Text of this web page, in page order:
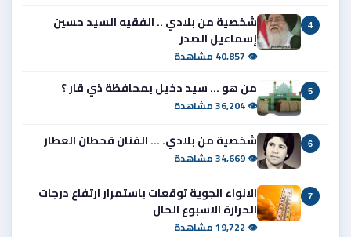
4
شخصية من بلادي .. الفقيه السيد حسين
إسماعيل الصدر
👁 40,857 مشاهدة
5 من هو ... سيد دخيل بمحافظة ذي قار ؟
👁 36,204 مشاهدة
6 شخصية من بلادي. ... الفنان قحطان العطار
👁 34,669 مشاهدة
7
الانواء الجوية توقعات باستمرار ارتفاع درجات
الحرارة الاسبوع الحال
👁 19,722 مشاهدة